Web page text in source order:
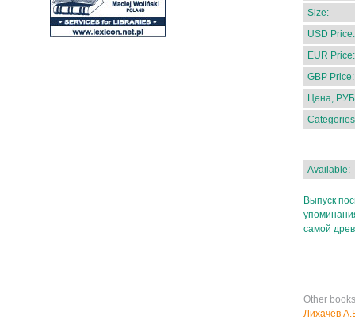
Size:
USD Price:
EUR Price:
GBP Price:
Цена,
Available:
Выпуск
самой
Other
Лихачёв